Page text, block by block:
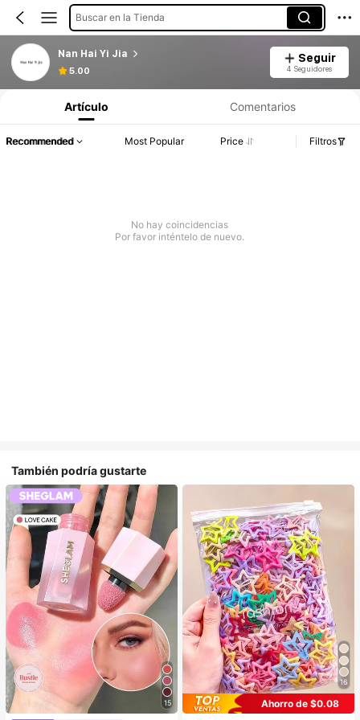
Buscar en la Tienda
Nan Hai Yi Jia
5.00
Seguir
4 Seguidores
Artículo Comentarios
Recommended Most Popular Price Filtros
No hay coincidencias
Por favor inténtelo de nuevo.
También podría gustarte
15
16
Ahorro de $0.08